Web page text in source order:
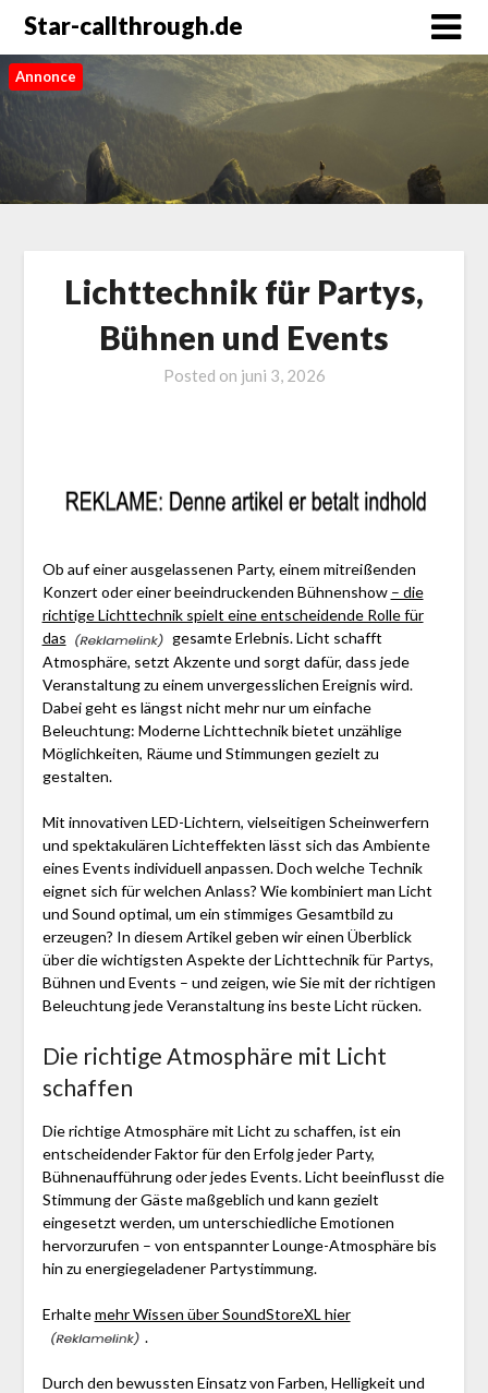
Star-callthrough.de
Annonce
Lichttechnik für Partys,
Bühnen und Events
Posted on juni 3, 2026
Ob auf einer ausgelassenen Party, einem mitreißenden
Konzert oder einer beeindruckenden Bühnenshow – die
richtige Lichttechnik spielt eine entscheidende Rolle für
das
gesamte Erlebnis. Licht schafft
Atmosphäre, setzt Akzente und sorgt dafür, dass jede
Veranstaltung zu einem unvergesslichen Ereignis wird.
Dabei geht es längst nicht mehr nur um einfache
Beleuchtung: Moderne Lichttechnik bietet unzählige
Möglichkeiten, Räume und Stimmungen gezielt zu
gestalten.
Mit innovativen LED-Lichtern, vielseitigen Scheinwerfern
und spektakulären Lichteffekten lässt sich das Ambiente
eines Events individuell anpassen. Doch welche Technik
eignet sich für welchen Anlass? Wie kombiniert man Licht
und Sound optimal, um ein stimmiges Gesamtbild zu
erzeugen? In diesem Artikel geben wir einen Überblick
über die wichtigsten Aspekte der Lichttechnik für Partys,
Bühnen und Events – und zeigen, wie Sie mit der richtigen
Beleuchtung jede Veranstaltung ins beste Licht rücken.
Die richtige Atmosphäre mit Licht
schaffen
Die richtige Atmosphäre mit Licht zu schaffen, ist ein
entscheidender Faktor für den Erfolg jeder Party,
Bühnenaufführung oder jedes Events. Licht beeinflusst die
Stimmung der Gäste maßgeblich und kann gezielt
eingesetzt werden, um unterschiedliche Emotionen
hervorzurufen – von entspannter Lounge-Atmosphäre bis
hin zu energiegeladener Partystimmung.
Erhaltemehr Wissen über SoundStoreXL hier
.
Durch den bewussten Einsatz von Farben, Helligkeit und